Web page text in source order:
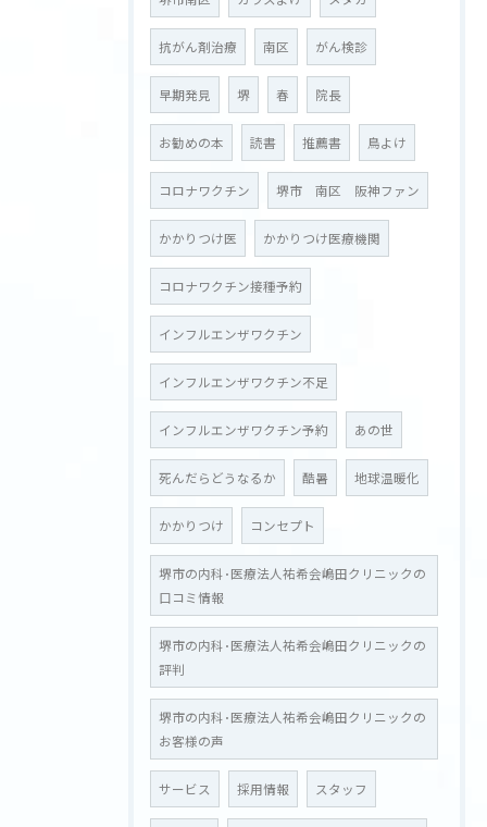
抗がん剤治療 南区 がん検診
早期発見 堺 春 院長
お勧めの本 読書 推薦書 鳥よけ
コロナワクチン 堺市 南区 阪神ファン
かかりつけ医 かかりつけ医療機関
コロナワクチン接種予約
インフルエンザワクチン
インフルエンザワクチン不足
インフルエンザワクチン予約 あの世
死んだらどうなるか 酷暑 地球温暖化
かかりつけ コンセプト
堺市の内科･医療法人祐希会嶋田クリニックの
口コミ情報
堺市の内科･医療法人祐希会嶋田クリニックの
評判
堺市の内科･医療法人祐希会嶋田クリニックの
お客様の声
サービス 採用情報 スタッフ
お問い合わせはこちら